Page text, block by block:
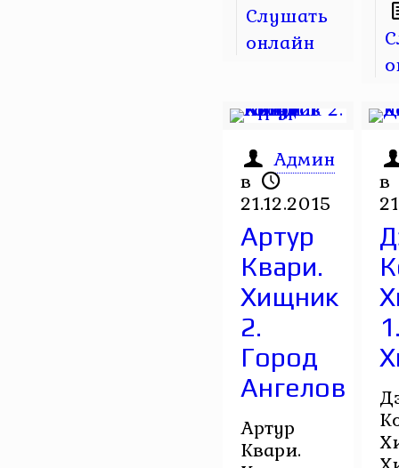
Слушать
онлайн
Админ
в
21.12.2015
Артур
Квари.
Хищник
2.
Город
Ангелов
Артур
Квари.
в